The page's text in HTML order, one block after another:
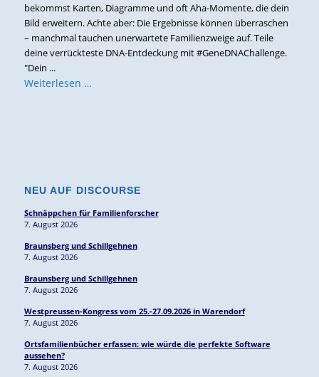
bekommst Karten, Diagramme und oft Aha-Momente, die dein
Bild erweitern. Achte aber: Die Ergebnisse können überraschen
– manchmal tauchen unerwartete Familienzweige auf. Teile
deine verrückteste DNA-Entdeckung mit #GeneDNAChallenge.
"Dein ...
Weiterlesen …
NEU AUF DISCOURSE
Schnäppchen für Familienforscher
7. August 2026
Braunsberg und Schillgehnen
7. August 2026
Braunsberg und Schillgehnen
7. August 2026
Westpreussen-Kongress vom 25.-27.09.2026 in Warendorf
7. August 2026
Ortsfamilienbücher erfassen: wie würde die perfekte Software
aussehen?
7. August 2026